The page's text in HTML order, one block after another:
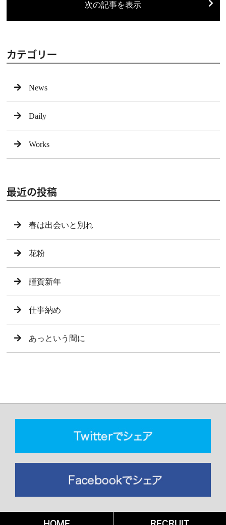
次の記事を表示
カテゴリー
News
Daily
Works
最近の投稿
春は出会いと別れ
花粉
謹賀新年
仕事納め
あっという間に
HOME RECRUIT